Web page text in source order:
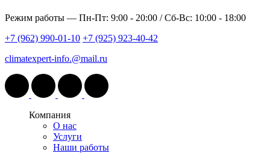
Режим работы — Пн-Пт: 9:00 - 20:00 / Сб-Вс: 10:00 - 18:00
+7 (962) 990-01-10 +7 (925) 923-40-42
climatexpert-info.@mail.ru
Компания
О нас
Услуги
Наши работы